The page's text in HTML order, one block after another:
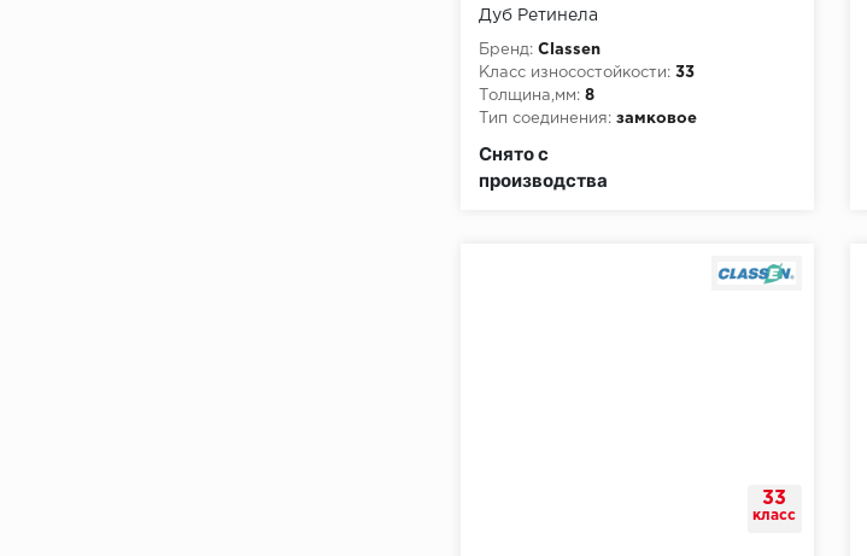
Дуб Ретинела
Бренд: Classen
Класс износостойкости: 33
Толщина,мм: 8
Тип соединения: замковое
Снято с
производства
33
класс